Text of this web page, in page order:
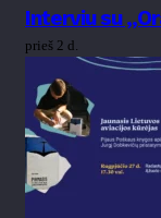
Interviu su
prieš 2 d.